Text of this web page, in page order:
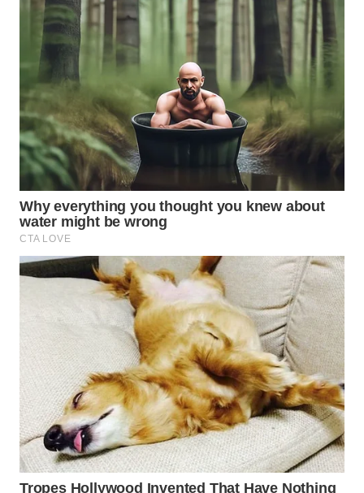
WAHANA
OTOMOTIF
WAHANA
HEALTH
WAHANA
DESA
WISATA
LAPAK
KONSUMEN
LISTRIK
MASYARAKAT
KELISTRIKAN
WALINKI
ID